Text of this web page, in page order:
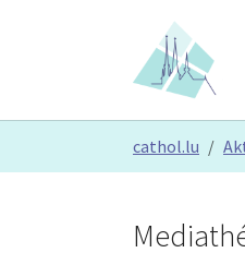
cathol.lu